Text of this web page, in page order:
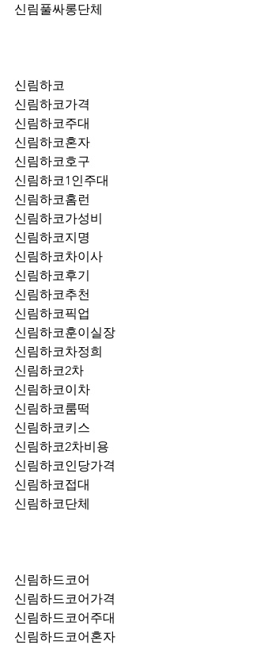
신림풀싸롱단체
신림하코
신림하코가격
신림하코주대
신림하코혼자
신림하코호구
신림하코1인주대
신림하코홈런
신림하코가성비
신림하코지명
신림하코차이사
신림하코후기
신림하코추천
신림하코훈이실장
신림하코차정희
신림하코2차
신림하코이차
신림하코룸떡
신림하코키스
신림하코2차비용
신림하코인당가격
신림하코접대
신림하코단체
신림하드코어
신림하드코어가격
신림하드코어주대
신림하드코어혼자